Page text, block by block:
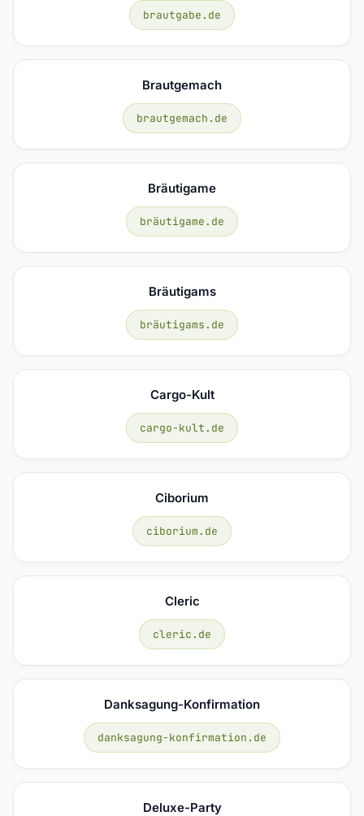
brautgabe.de
Brautgemach
brautgemach.de
Bräutigame
bräutigame.de
Bräutigams
bräutigams.de
Cargo-Kult
cargo-kult.de
Ciborium
ciborium.de
Cleric
cleric.de
Danksagung-Konfirmation
danksagung-konfirmation.de
Deluxe-Party